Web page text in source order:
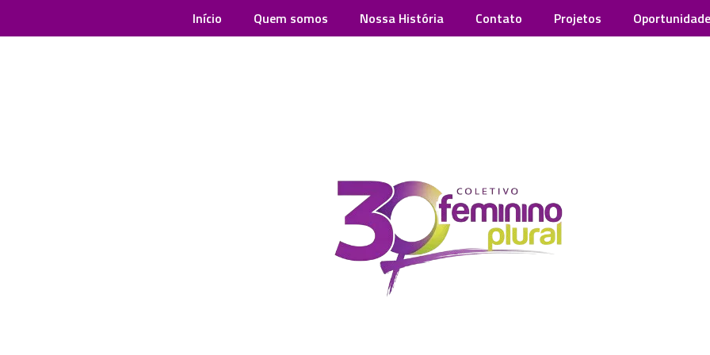
Início Quem somos Nossa História Contato Projetos Oportunidade